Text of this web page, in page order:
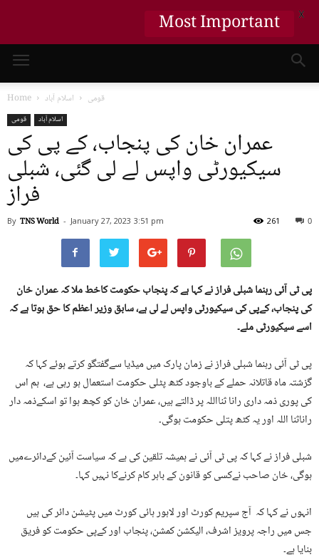
Home قومی اسلام آباد
قومی اسلام آباد
عمران خان کی پنجاب، کے پی کی
سیکیورٹی واپس لے لی گئی، شبلی
فراز
By TNS World - January 27, 2023 3:51 pm 0
261
پی ٹی آئی رہنما شبلی فراز نے کہا ہے کہ پنجاب حکومت کاخط ملا کہ عمران خان
کی پنجاب، کےپی کی سیکیورٹی واپس لے لی ہے، سابق وزیر اعظم کا حق ہوتا ہے کہ
اسے سیکیورٹی ملے۔
پی ٹی آئی رہنما شبلی فراز نے زمان پارک میں میڈیا سےگفتگو کرتے ہوئے کہا کہ
گزشتہ ماہ قاتلانہ حملے کے باوجود کٹھ پٹلی حکومت استعمال ہو رہی ہے، ہم اس
کی پوری ذمہ داری رانا ثنااللہ پر ڈالتے ہیں، عمران خان کو کچھ ہوا تو اسکےذمہ دار
راناثنا اللہ اور یہ کٹھ پتلی حکومت ہوگی۔
شبلی فراز نے کہا کہ پی ٹی آئی نے ہمیشہ تلقین کی ہے کہ سیاست آئین کےدائرےمیں
ہوگی، خان صاحب نےکسی کو قانون کے باہر کام کرنےکا نہیں کہا۔
انہوں نے کہا کہ آج سپریم کورٹ اور لاہور ہائی کورٹ میں پٹیشن دائر کی ہیں
جس میں راجہ پرویز اشرف، الیکشن کمشن، پنجاب اور کےپی حکومت کو فریق
بنایا ہے۔
Most Important X